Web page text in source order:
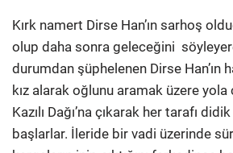
Kırk namert Dirse Han’ın sarhoş
olup daha sonra geleceğini
durumdan şüphelenen Dirse Han’ın
kız alarak oğlunu aramak üzere yola
Kazılı Dağı’na çıkarak her tarafı
başlarlar. İleride bir vadi üzerinde